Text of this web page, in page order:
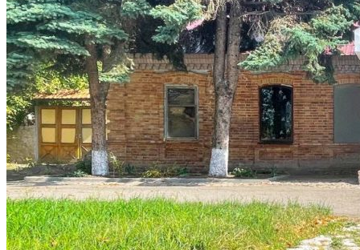
Орлово
Світлодолинське
Спаське
Старобогданівка
Терпіння
Тихонівка
Михайлівський район
Братське
Зразкове
Мар’янівка
Плодородне
Новомиколаївський район
Новосолоне
Тернувате